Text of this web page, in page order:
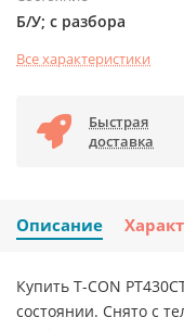
Б/У; с разбора
Все характеристики
Быстрая
доставка
Описание
Купить T-CON
состоянии. Снято с